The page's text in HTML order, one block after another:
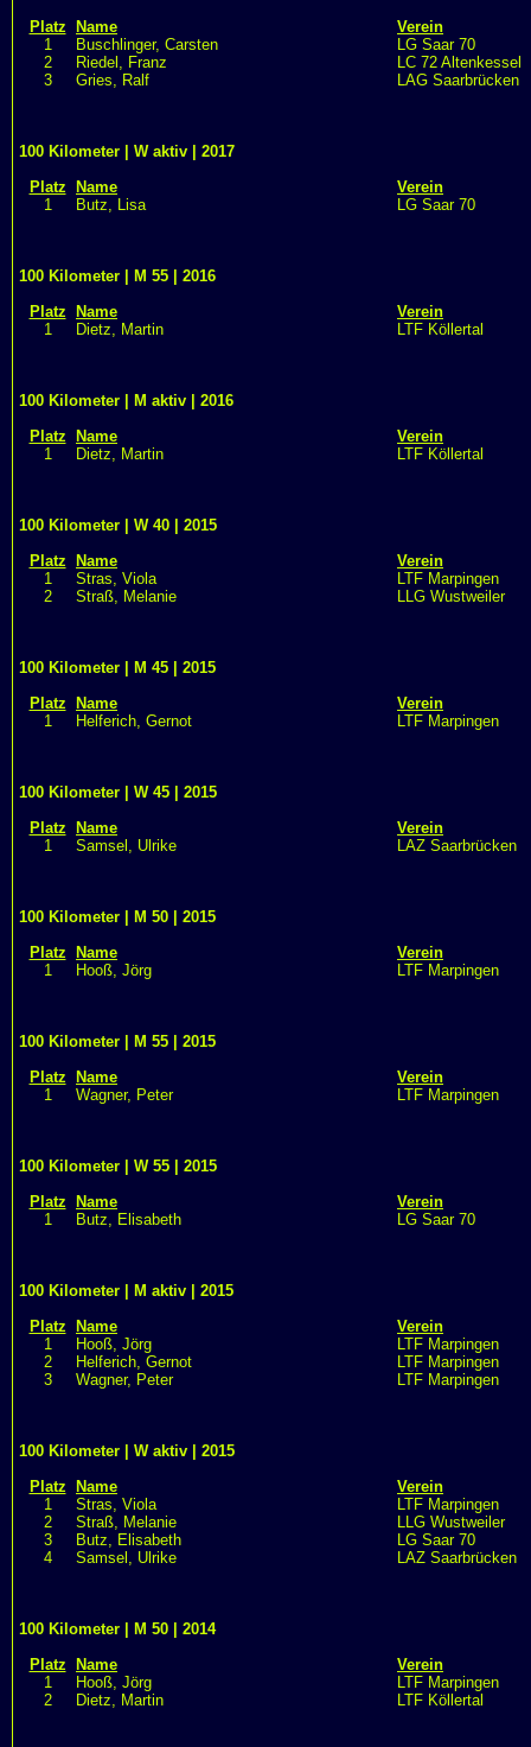
Platz Name
Verein
1
Buschlinger, Carsten
LG Saar 70
2
Riedel, Franz
LC 72 Altenkessel
3
Gries, Ralf LAG Saarbrücken
100 Kilometer | W aktiv | 2017
Platz
Name
Verein
1
Butz, Lisa LG Saar 70
100 Kilometer | M 55 | 2016
Platz
Name
Verein
1
Dietz, Martin LTF Köllertal
100 Kilometer | M aktiv | 2016
Platz
Name
Verein
1
Dietz, Martin LTF Köllertal
100 Kilometer | W 40 | 2015
Platz
Name
Verein
1
Stras, Viola
LTF Marpingen
2
Straß, Melanie LLG Wustweiler
100 Kilometer | M 45 | 2015
Platz
Name
Verein
1
Helferich, Gernot LTF Marpingen
100 Kilometer | W 45 | 2015
Platz
Name
Verein
1
Samsel, Ulrike LAZ Saarbrücken
100 Kilometer | M 50 | 2015
Platz
Name
Verein
1
Hooß, Jörg LTF Marpingen
100 Kilometer | M 55 | 2015
Platz
Name
Verein
1
Wagner, Peter LTF Marpingen
100 Kilometer | W 55 | 2015
Platz
Name
Verein
1
Butz, Elisabeth LG Saar 70
100 Kilometer | M aktiv | 2015
Platz
Name
Verein
1
Hooß, Jörg
LTF Marpingen
2
Helferich, Gernot
LTF Marpingen
3
Wagner, Peter LTF Marpingen
100 Kilometer | W aktiv | 2015
Platz
Name
Verein
1
Stras, Viola
LTF Marpingen
2
Straß, Melanie
LLG Wustweiler
3
Butz, Elisabeth
LG Saar 70
4
Samsel, Ulrike LAZ Saarbrücken
100 Kilometer | M 50 | 2014
Platz
Name
Verein
1
Hooß, Jörg
LTF Marpingen
2
Dietz, Martin LTF Köllertal